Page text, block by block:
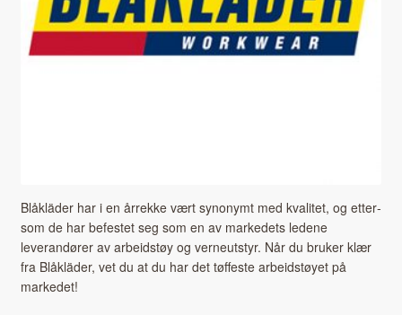
Blåk­läder har i en årrekke vært syn­onymt med kvalitet, og etter­
som de har befestet seg som en av markedets ledene
leverandør­er av arbei­d­støy og verneut­styr. Når du bruk­er klær
fra Blåk­läder, vet du at du har det tøffeste arbei­d­støyet på
markedet!